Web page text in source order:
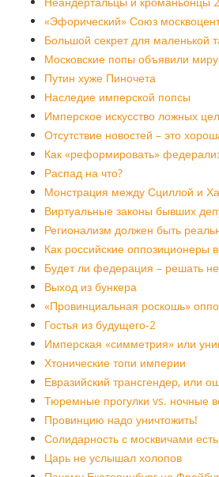
«Эфорический» Союз
Большой секрет для маленькой
Московские попы объявили
Путин хуже Пиночета
Наследие имперской попсы
Имперское искусство ложных
Отсутствие новостей – это
Как «реформировать»
Распад на что?
Монстрация между Сциллой и
Виртуальные законы бывших
Регионализм должен быть
Как российские оппозиционеры
Будет ли федерация – решать
Выход из бункера
«Провинциальная роскошь»
Гостья из будущего-2
Имперская «симметрия» или
Хтонические топи империи
Евразийский трансгендер, или
Тюремные прогулки vs. ночные
Провинцию надо уничтожить!
Солидарность с москвичами
Царь не услышал холопов